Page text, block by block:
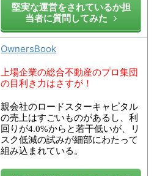
堅実な運営をされているか担
当者に質問してみた
OwnersBook
上場企業の総合不動産のプロ集団
の目利き力はさすが！
親会社のロードスターキャピタル
の売上はすごいものがあるし、利
回りが4.0%からと若干低いが、リ
スク低減の試みが細部にわたって
組み込まれている。